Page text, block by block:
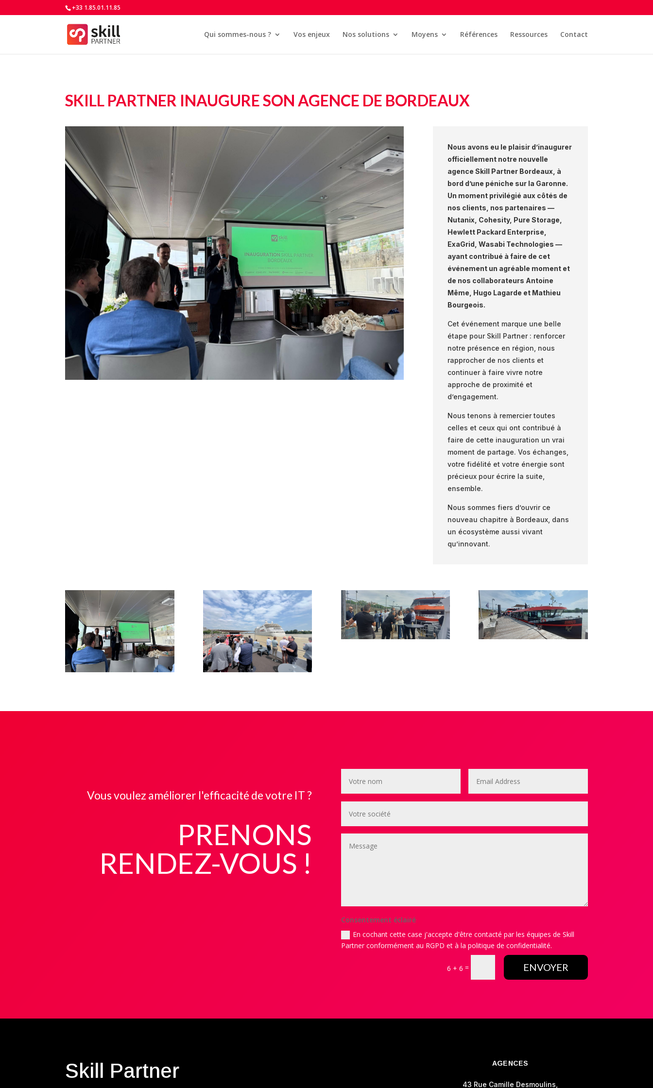
+33 1.85.01.11.85
Qui sommes-nous ? Vos enjeux Nos solutions Moyens Références Ressources Contact
SKILL PARTNER INAUGURE SON AGENCE DE BORDEAUX
Nous avons eu le plaisir d’inaugurer
officiellement notre nouvelle
agence Skill Partner Bordeaux, à
bord d’une péniche sur la Garonne.
Un moment privilégié aux côtés de
nos clients, nos partenaires —
Nutanix, Cohesity, Pure Storage,
Hewlett Packard Enterprise,
ExaGrid, Wasabi Technologies —
ayant contribué à faire de cet
événement un agréable moment et
de nos collaborateurs Antoine
Même, Hugo Lagarde et Mathieu
Bourgeois.
Cet événement marque une belle
étape pour Skill Partner : renforcer
notre présence en région, nous
rapprocher de nos clients et
continuer à faire vivre notre
approche de proximité et
d’engagement.
Nous tenons à remercier toutes
celles et ceux qui ont contribué à
faire de cette inauguration un vrai
moment de partage. Vos échanges,
votre fidélité et votre énergie sont
précieux pour écrire la suite,
ensemble.
Nous sommes fiers d’ouvrir ce
nouveau chapitre à Bordeaux, dans
un écosystème aussi vivant
qu’innovant.
Vous voulez améliorer l'efficacité de votre IT ?
PRENONS
RENDEZ-VOUS !
Consentement éclairé
En cochant cette case j'accepte d'être contacté par les équipes de Skill
Partner conformément au RGPD et à la politique de confidentialité.
6 + 6 = ENVOYER
Skill Partner AGENCES
43 Rue Camille Desmoulins,